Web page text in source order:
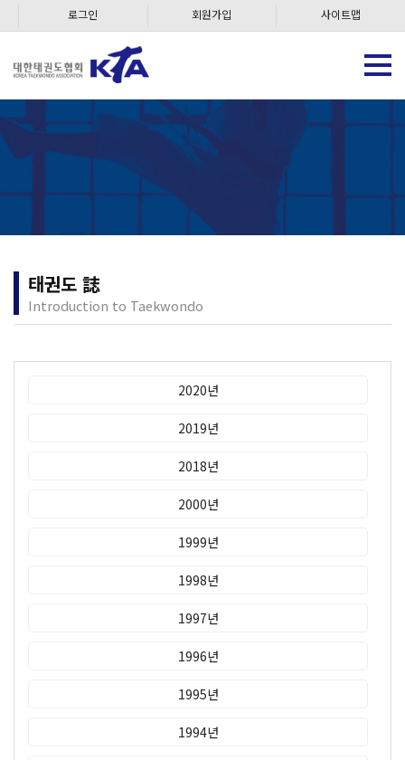
로그인 회원가입 사이트맵
태권도 誌
Introduction to Taekwondo
2020년
2019년
2018년
2000년
1999년
1998년
1997년
1996년
1995년
1994년